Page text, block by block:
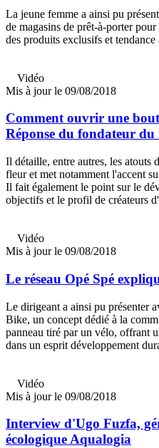
La jeune femme a ainsi pu
de magasins de prêt-à-porter
des produits exclusifs et
Vidéo
Mis à jour le 09/08/2018
Comment ouvrir une
Réponse du fondateur du
Il détaille, entre autres, les atouts
fleur et met notamment l'accent
Il fait également le point sur le
objectifs et le profil de créateurs
Vidéo
Mis à jour le 09/08/2018
Le réseau Opé Spé
Le dirigeant a ainsi pu présenter
Bike, un concept dédié à la
panneau tiré par un vélo, offrant
dans un esprit développement
Vidéo
Mis à jour le 09/08/2018
Interview d'Ugo Fuzfa,
écologique Aqualogia